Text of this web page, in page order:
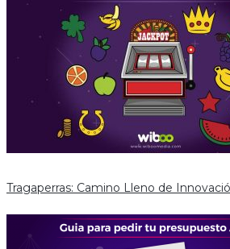
Tragaperras: Camino Lleno de